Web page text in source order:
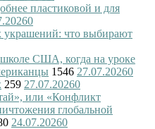
пластиковой и для
0
что выбирают
школе США, когда на уроке
1546 27.07.20260
259 27.07.20260
или «Конфликт
глобальной
24.07.20260